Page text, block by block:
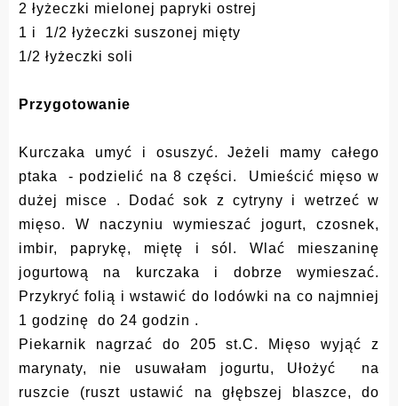
2 łyżeczki mielonej papryki ostrej
1 i 1/2 łyżeczki suszonej mięty
1/2 łyżeczki soli
Przygotowanie
Kurczaka umyć i osuszyć. Jeżeli mamy całego
ptaka - podzielić na 8 części. Umieścić mięso w
dużej misce . Dodać sok z cytryny i wetrzeć w
mięso. W naczyniu wymieszać jogurt, czosnek,
imbir, paprykę, miętę i sól. Wlać mieszaninę
jogurtową na kurczaka i dobrze wymieszać.
Przykryć folią i wstawić do lodówki na co najmniej
1 godzinę do 24 godzin .
Piekarnik nagrzać do 205 st.C. Mięso wyjąć z
marynaty, nie usuwałam jogurtu, Ułożyć na
ruszcie (ruszt ustawić na głębszej blaszce, do